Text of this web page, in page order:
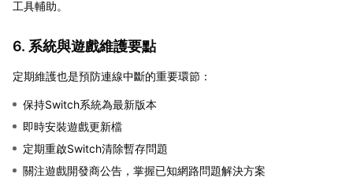
工具輔助。
6. 系統與遊戲維護要點
定期維護也是預防連線中斷的重要環節：
保持Switch系統為最新版本
即時安裝遊戲更新檔
定期重啟Switch清除暫存問題
關注遊戲開發商公告，掌握已知網路問題解決方案